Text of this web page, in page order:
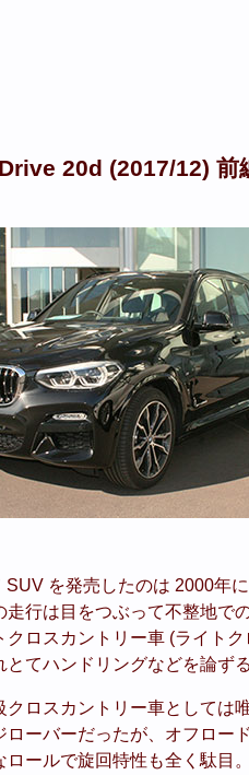
20d (2017/12) 前
SUV を発売したのは 2000年
走行は目をつぶって不整地で
クロスカントリー車 (ライト
とてハンドリングなどを論ず
クロスカントリー車としては
ローバーだったが、オフロー
ロールで旋回特性も全く駄目